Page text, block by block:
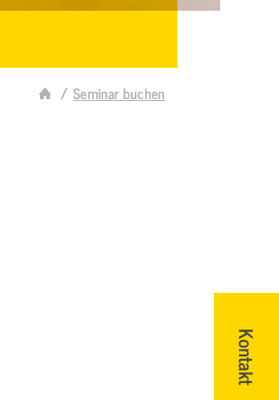
Seminar buchen
Kontakt